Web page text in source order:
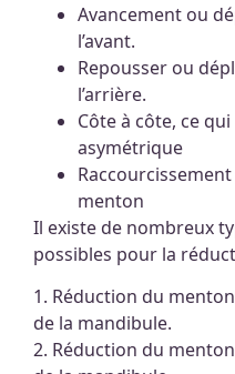
Avancement ou
l’avant.
Repousser ou
l’arrière.
Côte à côte, ce
asymétrique
menton
Il existe de nombreux
possibles pour la
1. Réduction du
de la mandibule.
2. Réduction du